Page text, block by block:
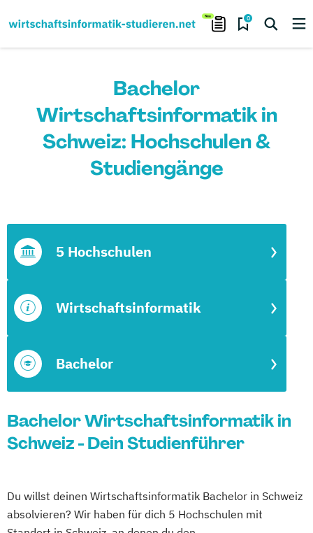
0
Bachelor
Wirtschaftsinformatik in
Schweiz: Hochschulen &
Studiengänge
Bachelor
Wirtschaftsinformatik
5 Hochschulen
Bachelor Wirtschaftsinformatik in
Schweiz - Dein Studienführer
Du willst deinen Wirtschaftsinformatik Bachelor in Schweiz
absolvieren? Wir haben für dich 5 Hochschulen mit